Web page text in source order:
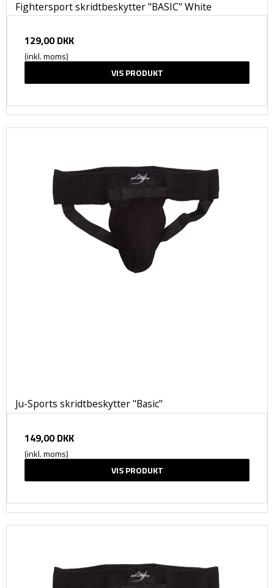
Fightersport skridtbeskytter "BASIC" White
129,00 DKK
(inkl. moms)
VIS PRODUKT
Ju-Sports skridtbeskytter "Basic"
149,00 DKK
(inkl. moms)
VIS PRODUKT